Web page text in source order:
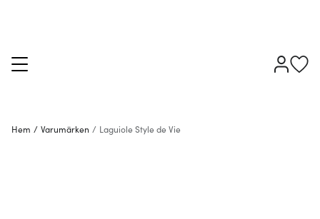
Hem / Varumärken / Laguiole Style de Vie